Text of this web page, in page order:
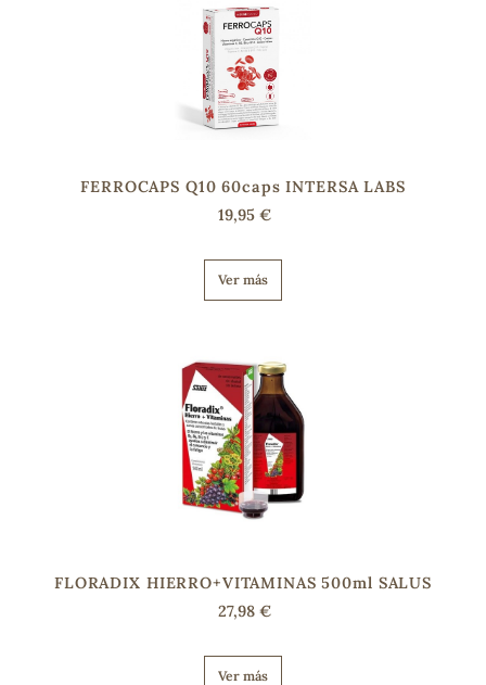
FERROCAPS Q10 60caps INTERSA LABS
19,95 €
Ver más
FLORADIX HIERRO+VITAMINAS 500ml SALUS
27,98 €
Ver más